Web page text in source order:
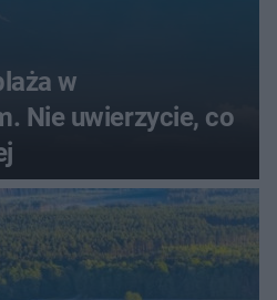
w
Nie uwierzycie, co